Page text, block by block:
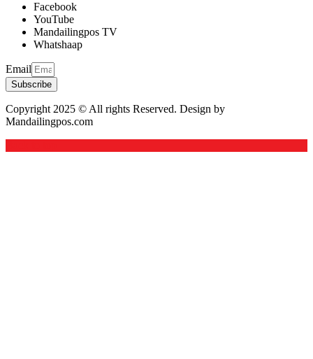
Facebook
YouTube
Mandailingpos TV
Whatshaap
Email
Subscribe
Copyright 2025 © All rights Reserved. Design by
Mandailingpos.com